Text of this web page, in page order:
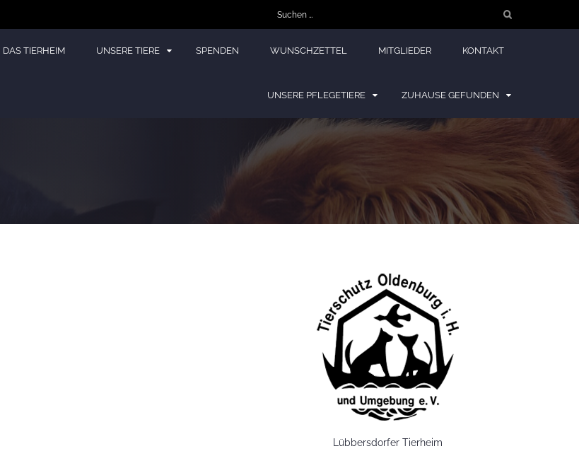
Suchen
nach:
DAS TIERHEIM UNSERE TIERE SPENDEN WUNSCHZETTEL MITGLIEDER KONTAKT
UNSERE PFLEGETIERE ZUHAUSE GEFUNDEN
Lübbersdorfer Tierheim